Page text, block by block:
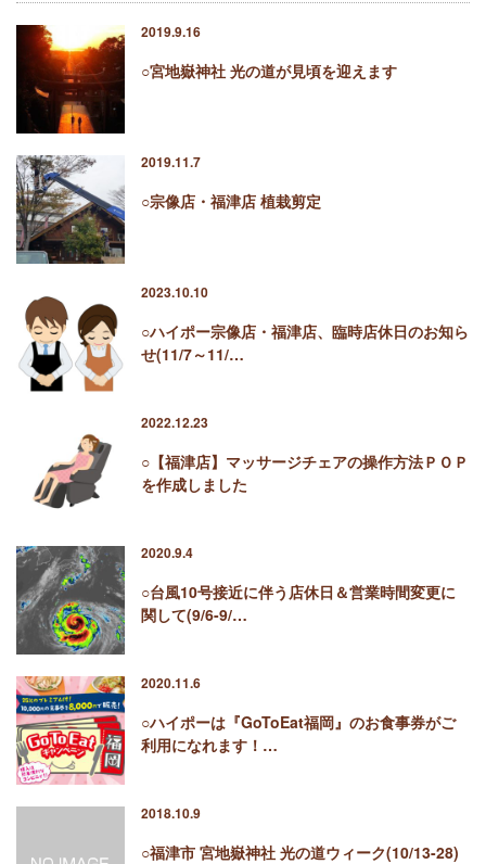
2019.9.16
○宮地嶽神社 光の道が見頃を迎えます
2019.11.7
○宗像店・福津店 植栽剪定
2023.10.10
○ハイポー宗像店・福津店、臨時店休日のお知ら
せ(11/7～11/…
2022.12.23
○【福津店】マッサージチェアの操作方法ＰＯＰ
を作成しました
2020.9.4
○台風10号接近に伴う店休日＆営業時間変更に
関して(9/6-9/…
2020.11.6
○ハイポーは『GoToEat福岡』のお食事券がご
利用になれます！…
2018.10.9
○福津市 宮地嶽神社 光の道ウィーク(10/13-28)